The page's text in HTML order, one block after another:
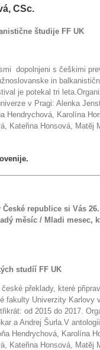
CSc.
študije FF UK
dopolnjeni s češkimi
in
je potekal tri
v Pragi: Alenka
Hendrychová, Karolína
Kateřina Honsová, Matĕj
republice si Vás
měsíc / Mladi mesec,
studíí FF UK
překlady, které
fakulty Univerzity
od 2015 do 2017.
a Andrej Šurla.V
Hendrychová, Karolína
Kateřina Honsová, Matĕj